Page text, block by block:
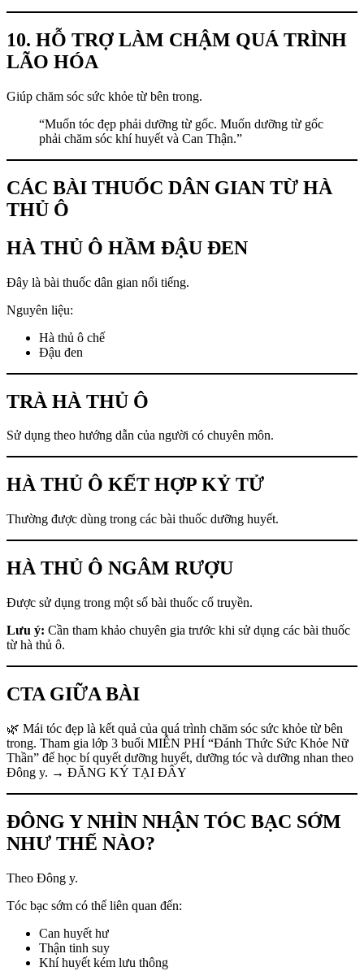
10. HỖ TRỢ LÀM CHẬM QUÁ TRÌNH
LÃO HÓA
Giúp chăm sóc sức khỏe từ bên trong.
“Muốn tóc đẹp phải dưỡng từ gốc. Muốn dưỡng từ gốc
phải chăm sóc khí huyết và Can Thận.”
CÁC BÀI THUỐC DÂN GIAN TỪ HÀ
THỦ Ô
HÀ THỦ Ô HẦM ĐẬU ĐEN
Đây là bài thuốc dân gian nổi tiếng.
Nguyên liệu:
Hà thủ ô chế
Đậu đen
TRÀ HÀ THỦ Ô
Sử dụng theo hướng dẫn của người có chuyên môn.
HÀ THỦ Ô KẾT HỢP KỶ TỬ
Thường được dùng trong các bài thuốc dưỡng huyết.
HÀ THỦ Ô NGÂM RƯỢU
Được sử dụng trong một số bài thuốc cổ truyền.
Lưu ý: Cần tham khảo chuyên gia trước khi sử dụng các bài thuốc
từ hà thủ ô.
CTA GIỮA BÀI
🌿 Mái tóc đẹp là kết quả của quá trình chăm sóc sức khỏe từ bên
trong. Tham gia lớp 3 buổi MIỄN PHÍ “Đánh Thức Sức Khỏe Nữ
Thần” để học bí quyết dưỡng huyết, dưỡng tóc và dưỡng nhan theo
Đông y. → ĐĂNG KÝ TẠI ĐÂY
ĐÔNG Y NHÌN NHẬN TÓC BẠC SỚM
NHƯ THẾ NÀO?
Theo Đông y.
Tóc bạc sớm có thể liên quan đến:
Can huyết hư
Thận tinh suy
Khí huyết kém lưu thông